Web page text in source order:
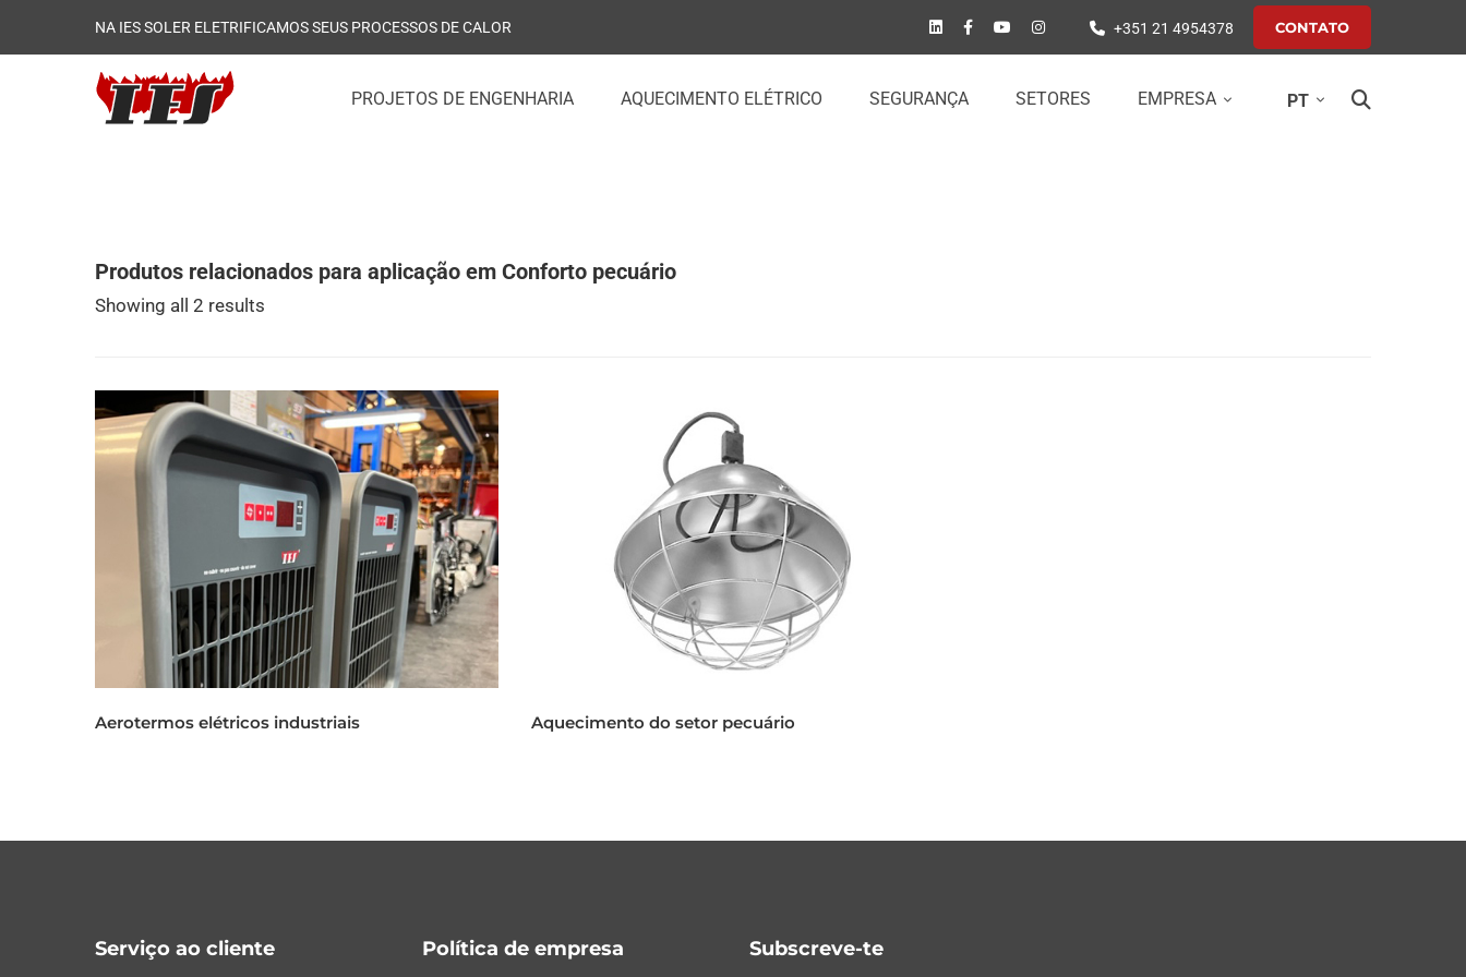
NA IES SOLER ELETRIFICAMOS SEUS PROCESSOS DE CALOR +351 21 4954378 CONTATO
PROJETOS DE ENGENHARIA AQUECIMENTO ELÉTRICO SEGURANÇA SETORES EMPRESA PT
Produtos relacionados para aplicação em Conforto pecuário
Showing all 2 results
Aerotermos elétricos industriais Aquecimento do setor pecuário
Serviço ao cliente Política de empresa Subscreve-te